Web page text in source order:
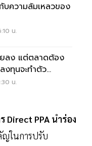
ความล้มเหลวของ
น.
ลง แต่ตลาดต้อง
ทุนจะทำตัว
น.
Direct PPA นำร่อง
ญในการปรับ